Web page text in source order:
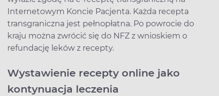
Internetowym Koncie Pacjenta. Każda recepta
transgraniczna jest pełnopłatna. Po powrocie do
kraju można zwrócić się do NFZ z wnioskiem o
refundację leków z recepty.
Wystawienie recepty online jako
kontynuacja leczenia